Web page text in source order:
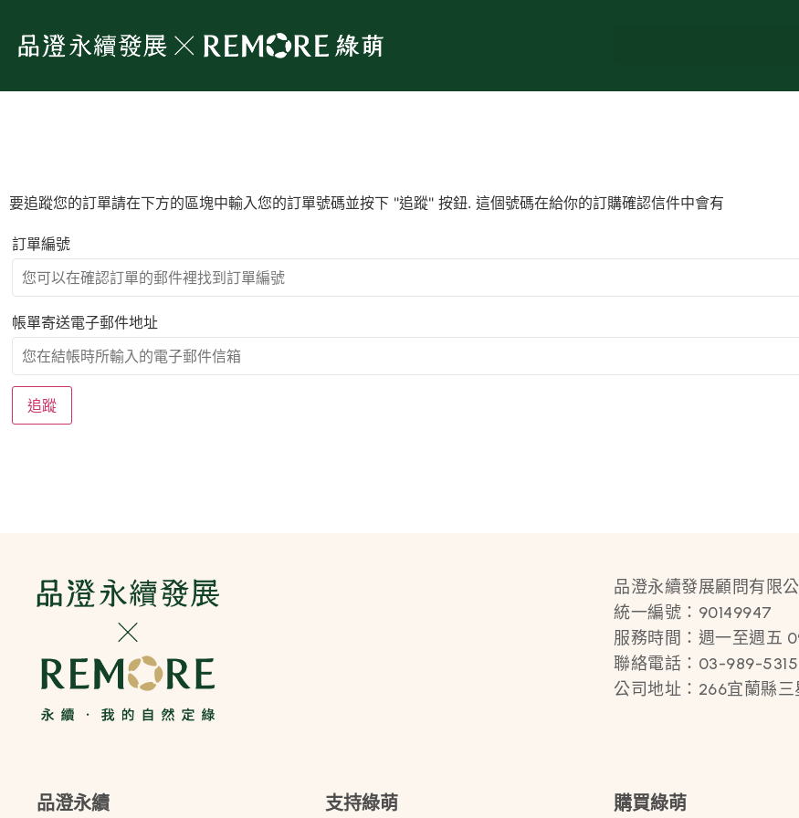
要追蹤您的訂單請在下方的區塊中輸入您的訂單號碼並按下 "追蹤" 按鈕. 這個號碼在給你的訂購確認信件中會有
訂單編號
帳單寄送電子郵件地址
追蹤
品澄永續發展顧問有限
統一編號：90149947
服務時間：週一至週五
聯絡電話：03-989-5315
公司地址：266宜蘭縣
品澄永續 支持綠萌 購買綠萌